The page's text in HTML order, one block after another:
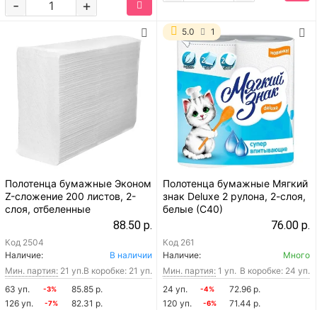
+
-
Полотенца бумажные Эконом
Z-сложение 200 листов, 2-
слоя, отбеленные
88.50 р.
Код 2504
Наличие:
В наличии
Мин. партия: 21 уп.В коробке: 21 уп.
63 уп.
-3%
85.85 р.
126 уп.
-7%
82.31 р.
5.0 1
Полотенца бумажные Мягкий
знак Deluxe 2 рулона, 2-слоя,
белые (С40)
76.00 р.
Код 261
Наличие:
Много
Мин. партия: 1 уп. В коробке: 24 уп.
24 уп.
-4%
72.96 р.
120 уп.
-6%
71.44 р.